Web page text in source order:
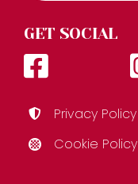
GET SOCIAL
Privacy Policy
Cookie Policy